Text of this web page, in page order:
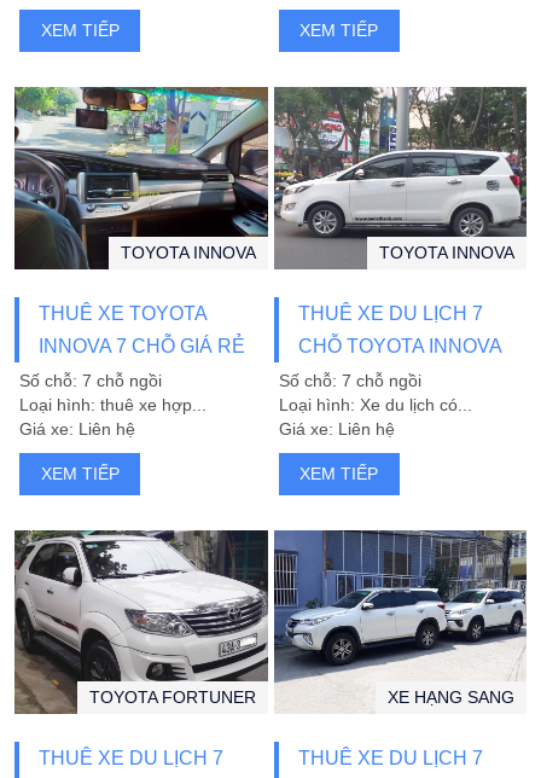
XEM TIẾP XEM TIẾP
THUÊ XE TOYOTA
INNOVA 7 CHỖ GIÁ RẺ
TOYOTA INNOVA
Số chỗ: 7 chỗ ngồi
Loại hình: thuê xe hợp...
Giá xe: Liên hệ
XEM TIẾP
THUÊ XE DU LỊCH 7
CHỖ TOYOTA INNOVA
ĐÀ NẴNG GIÁ RẺ
TOYOTA INNOVA
Số chỗ: 7 chỗ ngồi
Loại hình: Xe du lịch có...
Giá xe: Liên hệ
XEM TIẾP
THUÊ XE DU LỊCH 7
TOYOTA FORTUNER
THUÊ XE DU LỊCH 7
XE HẠNG SANG